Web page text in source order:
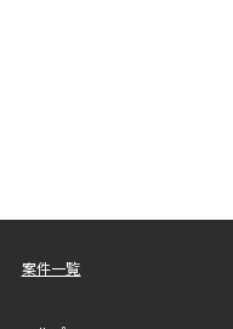
案件一覧